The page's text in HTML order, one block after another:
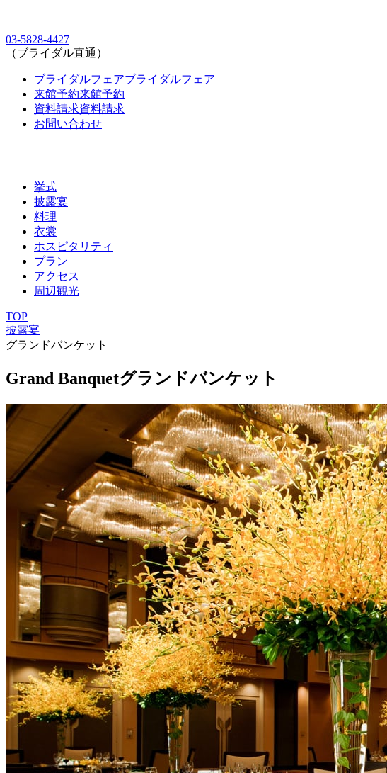
03-5828-4427
（ブライダル直通）
ブライダルフェアブライダルフェア
来館予約来館予約
資料請求資料請求
お問い合わせ
挙式
披露宴
料理
衣裳
ホスピタリティ
プラン
アクセス
周辺観光
TOP
披露宴
グランドバンケット
Grand Banquetグランドバンケット